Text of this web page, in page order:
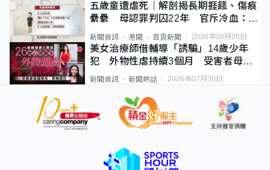
五歲童遭虐死｜解剖揭長期捱餓、傷痕
纍纍 母認罪判囚22年 官斥冷血：同
類案最惡劣
新聞資訊 港聞 首頁新聞 2026年08月05日
美女治療師借輔導「誘騙」14歲少年
犯 外物性虐持續3個月 受害者母：
要保護其他人
新聞資訊 新聞熱話 2026年07月30日